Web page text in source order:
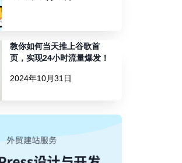
教你如何当天推上谷歌首
页，实现24小时流量爆发！
2024年10月31日